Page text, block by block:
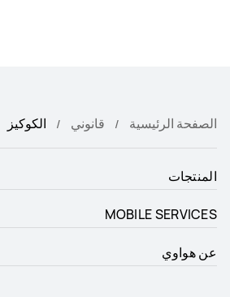
الصفحة الرئيسية قانوني الكوكيز
المنتجات
MOBILE SERVICES
عن هواوي